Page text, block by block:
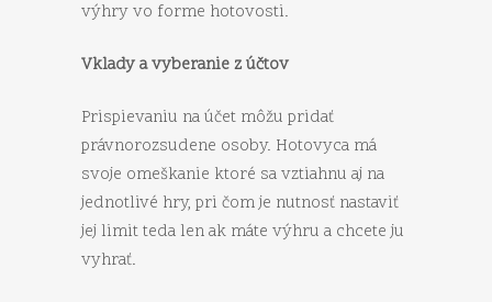
výhry vo forme hotovosti.
Vklady a vyberanie z účtov
Prispievaniu na účet môžu pridať
právnorozsudene osoby. Hotovyca má
svoje omeškanie ktoré sa vztiahnu aj na
jednotlivé hry, pri čom je nutnosť nastaviť
jej limit teda len ak máte výhru a chcete ju
vyhrať.